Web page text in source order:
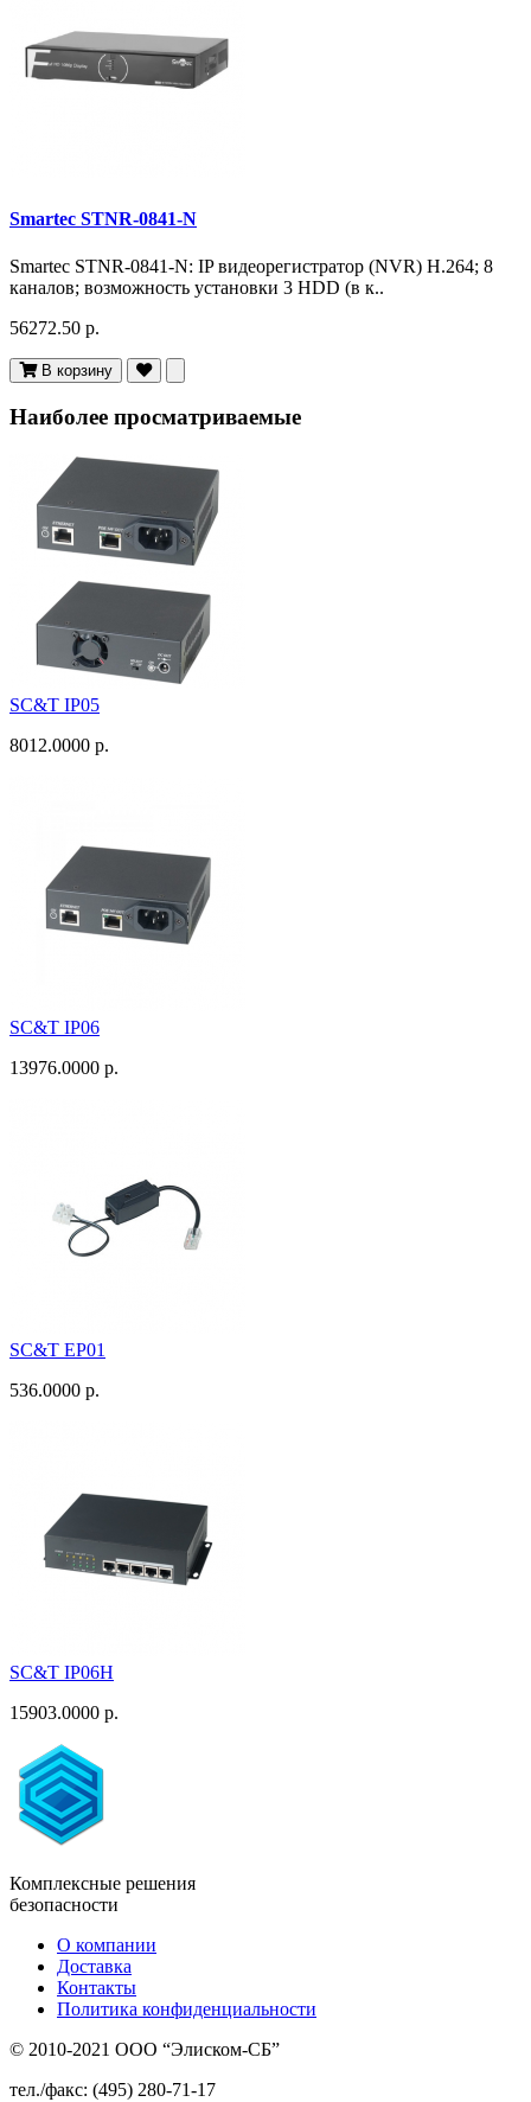
Smartec STNR-0841-N
Smartec STNR-0841-N: IP видеорегистратор (NVR) H.264; 8
каналов; возможность установки 3 HDD (в к..
56272.50 р.
В корзину
Наиболее просматриваемые
SC&T IP05
8012.0000 р.
SC&T IP06
13976.0000 р.
SC&T EP01
536.0000 р.
SC&T IP06H
15903.0000 р.
Комплексные решения
безопасности
О компании
Доставка
Контакты
Политика конфиденциальности
© 2010-2021 ООО “Элиском-СБ”
тел./факс: (495) 280-71-17